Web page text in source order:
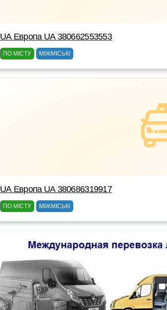
UА Европа UА 380662553553
ПО МІСТУ МІЖМІСЬКІ
UА Европа UА 380686319917
ПО МІСТУ МІЖМІСЬКІ